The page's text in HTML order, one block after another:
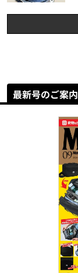
最新号のご案内